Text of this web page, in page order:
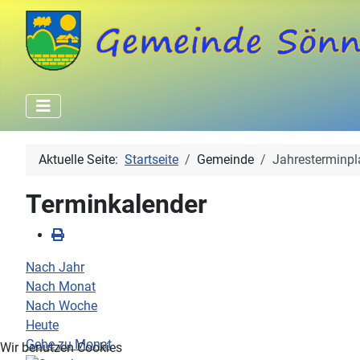
Aktuelle Seite: Startseite Gemeinde
Terminkalender
Nach Jahr
Nach Monat
Nach Woche
Heute
Gehe zu Monat
Wir benutzen Cookies